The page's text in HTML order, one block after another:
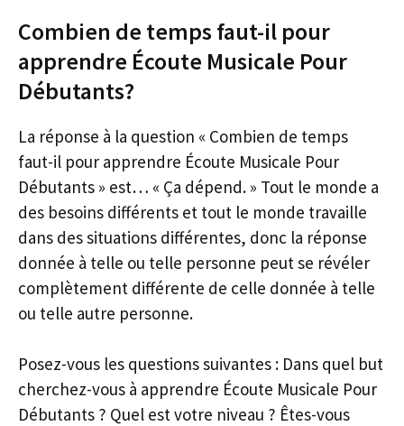
Combien de temps faut-il pour
apprendre Écoute Musicale Pour
Débutants?
La réponse à la question « Combien de temps
faut-il pour apprendre Écoute Musicale Pour
Débutants » est… « Ça dépend. » Tout le monde a
des besoins différents et tout le monde travaille
dans des situations différentes, donc la réponse
donnée à telle ou telle personne peut se révéler
complètement différente de celle donnée à telle
ou telle autre personne.
Posez-vous les questions suivantes : Dans quel but
cherchez-vous à apprendre Écoute Musicale Pour
Débutants ? Quel est votre niveau ? Êtes-vous